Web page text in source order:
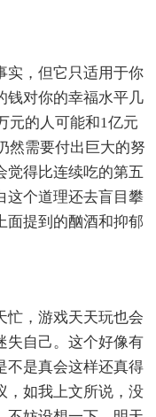
，但它只适用于你
钱对你的幸福水平几
元的人可能和1亿元
然需要付出巨大的努
觉得比连续吃的第五
这个道理还去盲目攀
面提到的酗酒和抑郁
，游戏天天玩也会
失自己。这个好像有
不是真会这样还真得
，如我上文所说，没